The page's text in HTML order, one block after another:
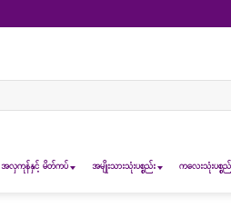
အလှကုန်နှင့် မိတ်ကပ် အမျိုးသားသုံးပစ္စည်း ကလေးသုံးပစ္စည်